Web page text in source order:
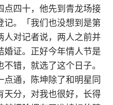
点四十，他先到青龙场接
记。「我们也没想到是第
人对记者说，两人之前并
婚证。正好今年情人节是
错，就选了这个日子。
点通，陈坤除了和明星同
天分，对我也很好，长得